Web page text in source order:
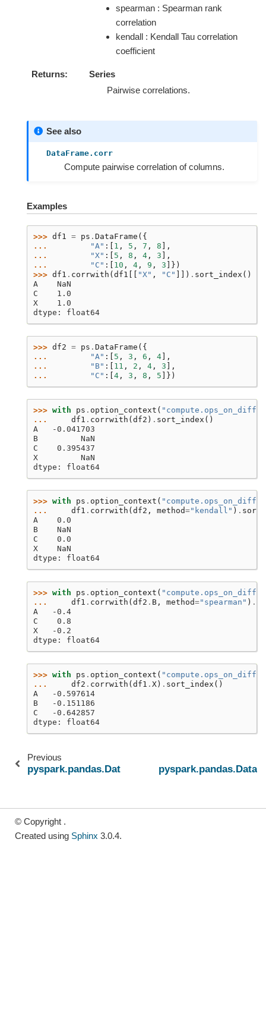
spearman : Spearman rank
correlation
kendall : Kendall Tau correlation
coefficient
Returns
Series
Pairwise correlations.
See also
DataFrame.corr
Compute pairwise correlation of columns.
Examples
>>> df1 = ps . DataFrame ({
...
"A" :[ 1 , 5 , 7 , 8 ],
...
"X" :[ 5 , 8 , 4 , 3 ],
...
"C" :[ 10 , 4 , 9 , 3 ]})
>>> df1 . corrwith ( df1 "X" , "C" ]]) . sort_index ()
A    NaN
C    1.0
X    1.0
dtype: float64
>>> df2 = ps . DataFrame ({
...
"A" :[ 5 , 3 , 6 , 4 ],
...
"B" :[ 11 , 2 , 4 , 3 ],
...
"C" :[ 4 , 3 , 8 , 5 ]})
>>> with ps . option_context (
...
df1 . corrwith (df2 ) . sort_index ()
A   -0.041703
B         NaN
C    0.395437
X         NaN
dtype: float64
>>> with ps . option_context (
...
df1 . corrwith ( df2 , method="kendall" ) .
A    0.0
B    NaN
C    0.0
X    NaN
dtype: float64
>>> with ps . option_context (
...
df1 . corrwith ( df2 . B , method="spearman" ) .
A   -0.4
C    0.8
X   -0.2
dtype: float64
>>> with ps . option_context (
...
df2 . corrwith (df1 . X) . sort_index ()
A   -0.597614
B   -0.151186
C   -0.642857
dtype: float64
Previous
pyspark.pandas.DataFrame.corr
© Copyright .
Created using Sphinx 3.0.4.